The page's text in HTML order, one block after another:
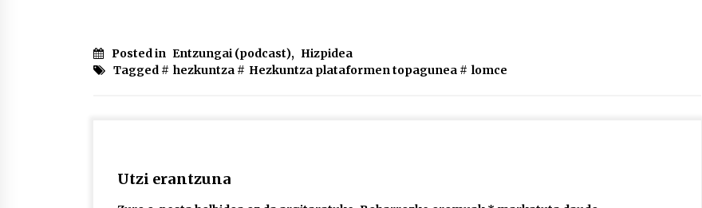
Posted in Entzungai (podcast), Hizpidea
Tagged # hezkuntza # Hezkuntza plataformen topagunea # lomce
Utzi erantzuna